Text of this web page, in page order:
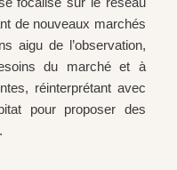
de nouveaux marchés
aigu de l’observation,
du marché et à
réinterprétant avec
pour proposer des